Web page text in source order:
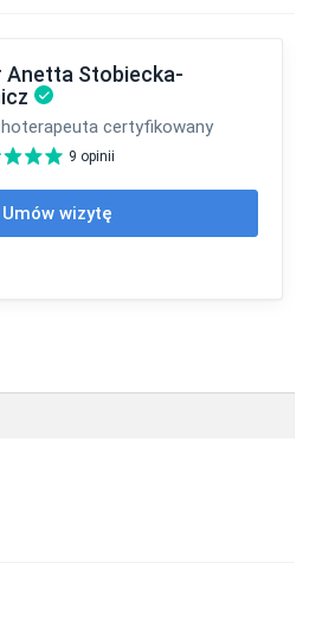
przemocy
przemoc domową